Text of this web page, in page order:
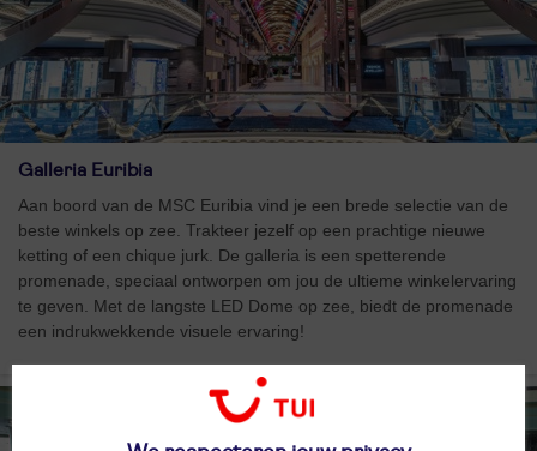
Galleria Euribia
Aan boord van de MSC Euribia vind je een brede selectie van de
beste winkels op zee. Trakteer jezelf op een prachtige nieuwe
ketting of een chique jurk. De galleria is een spetterende
promenade, speciaal ontworpen om jou de ultieme winkelervaring
te geven. Met de langste LED Dome op zee, biedt de promenade
een indrukwekkende visuele ervaring!